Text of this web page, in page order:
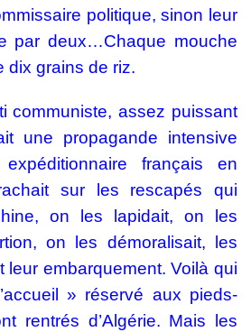
politique, sinon leur
par deux…Chaque mouche
dix grains de riz.
communiste, assez puissant
une propagande intensive
français en
sur les rescapés qui
on les lapidait, on les
on les démoralisait, les
leur embarquement. Voilà qui
» réservé aux pieds-
rentrés d’Algérie. Mais les